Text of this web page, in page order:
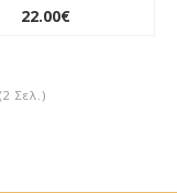
22.00€
Σελ.)